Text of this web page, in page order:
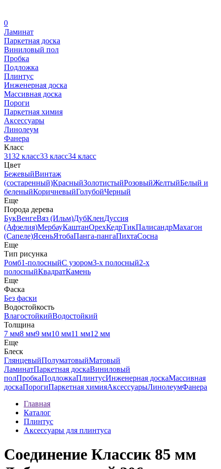
0
Ламинат
Паркетная доска
Виниловый пол
Пробка
Подложка
Плинтус
Инженерная доска
Массивная доска
Пороги
Паркетная химия
Аксессуары
Линолеум
Фанера
Класс
3132 класс33 класс34 класс
Цвет
БежевыйВинтаж
(состаренный)КрасныйЗолотистыйРозовыйЖелтыйБелый и
беленыйКоричневыйГолубойЧерный
Еще
Порода дерева
БукВенгеВяз (Ильм)ДубКленДуссия
(Афзелия)МербауКаштанОрехКедрТикПалисандрМахагон
(Сапеле)ЯсеньЯтобаПанга-пангаПихтаСосна
Еще
Тип рисунка
Ромб1-полосныйС узором3-х полосный2-х
полосныйКвадратКамень
Еще
Фаска
Без фаски
Водостойкость
ВлагостойкийВодостойкий
Толщина
7 мм8 мм9 мм10 мм11 мм12 мм
Еще
Блеск
ГлянцевыйПолуматовыйМатовый
ЛаминатПаркетная доскаВиниловый
полПробкаПодложкаПлинтусИнженерная доскаМассивная
доскаПорогиПаркетная химияАксессуарыЛинолеумФанера
Главная
Каталог
Плинтус
Аксессуары для плинтуса
Соединение Классик 85 мм